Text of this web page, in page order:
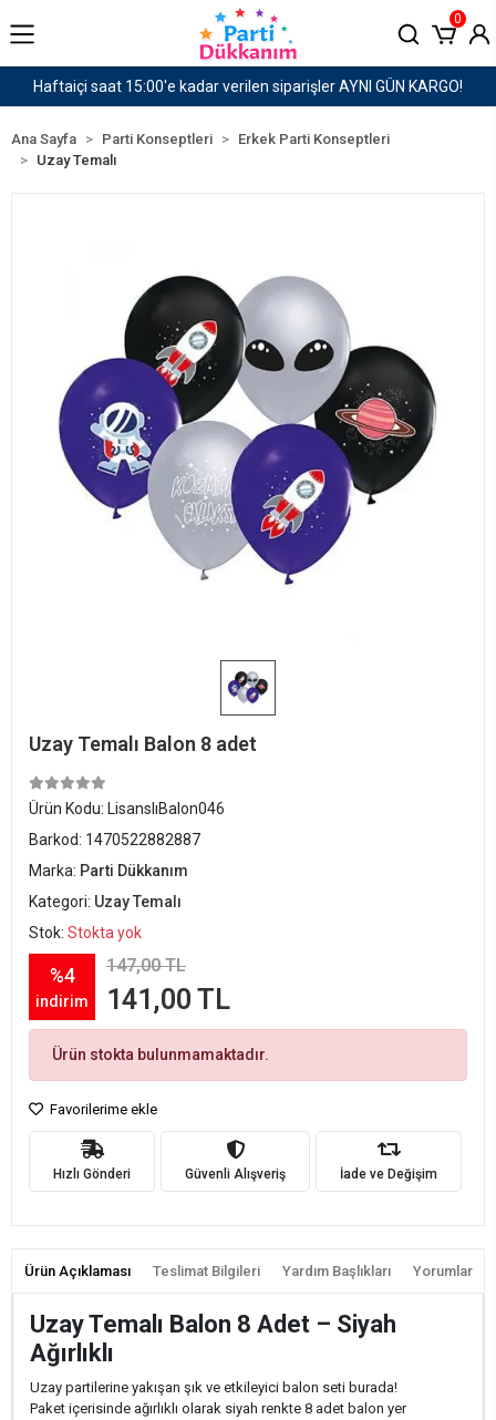
siparişler AYNI GÜN KARGO! 1500 TL ve
0
Ana Sayfa Parti Konseptleri
Erkek Parti Konseptleri
Uzay Temalı
Uzay Temalı Balon 8 adet
Ürün Kodu: LisanslıBalon046
Barkod: 1470522882887
Marka: Parti Dükkanım
Kategori: Uzay Temalı
Stok: Stokta yok
%4
indirim
147,00 TL
141,00 TL
Ürün stokta bulunmamaktadır.
Favorilerime ekle
Hızlı Gönderi Güvenli Alışveriş İade ve Değişim
Ürün Açıklaması Teslimat Bilgileri Yardım Başlıkları Yorumlar
Uzay Temalı Balon 8 Adet – Siyah
Ağırlıklı
Uzay partilerine yakışan şık ve etkileyici balon seti burada!
Paket içerisinde ağırlıklı olarak siyah renkte 8 adet balon yer